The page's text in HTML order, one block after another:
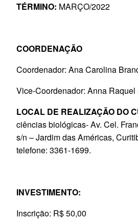
TÉRMINO: MARÇO/2022
COORDENAÇÃO
Coordenador: Ana Carolina
Vice-Coordenador: Anna
LOCAL DE REALIZAÇÃO DO
ciências biológicas- Av. Cel.
s/n – Jardim das Américas,
telefone: 3361-1699.
INVESTIMENTO:
Inscrição: R$ 50,00